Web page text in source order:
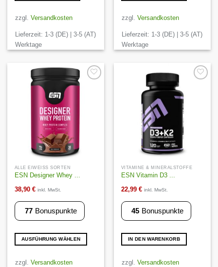
zzgl. Versandkosten
Lieferzeit: 1-3 (DE) | 3-5 (AT)
Werktage
zzgl. Versandkosten
Lieferzeit: 1-3 (DE) | 3-5 (AT)
Werktage
Auf die
ALLE EIWEISS SORTEN
ESN Designer Whey ...
38,90 € inkl. MwSt.
77 Bonuspunkte
AUSFÜHRUNG WÄHLEN
Produkt
zzgl. Versandkosten
Wunschliste
VITAMINE & MINERALSTOFFE
ESN Vitamin D3 ...
22,99 € inkl. MwSt.
45 Bonuspunkte
IN DEN WARENKORB
zzgl. Versandkosten